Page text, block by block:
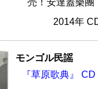
売！安達蓋樂團
2014年
モンゴル民謡
『草原歌典』